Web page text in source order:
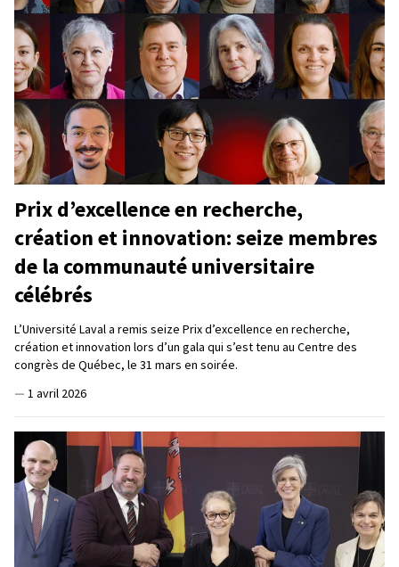
Prix d’excellence en recherche,
création et innovation: seize membres
de la communauté universitaire
célébrés
L’Université Laval a remis seize Prix d’excellence en recherche,
création et innovation lors d’un gala qui s’est tenu au Centre des
congrès de Québec, le 31 mars en soirée.
— 1 avril 2026